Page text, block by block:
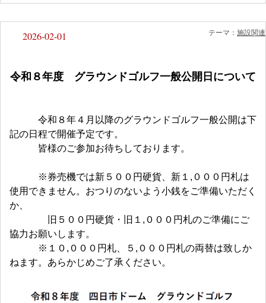
2026-02-01 テーマ： 施設関連
令和８年度 グラウンドゴルフ一般公開日について
令和８年４月以降のグラウンドゴルフ一般公開は下
記の日程で開催予定です。
皆様のご参加お待ちしております。
※券売機では新５００円硬貨、新１,０００円札は
使用できません。おつりのないよう小銭をご準備いただく
か、
旧５００円硬貨・旧１,０００円札のご準備にご
協力お願いします。
※１０,０００円札、５,０００円札の両替は致しか
ねます。あらかじめご了承ください。